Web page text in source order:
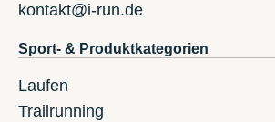
kontakt@i-run.de
Sport- & Produktkategorien
Laufen
Trailrunning